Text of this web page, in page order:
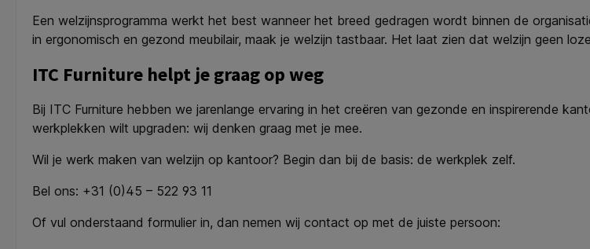
Een welzijnsprogramma werkt het best wanneer het breed gedragen wordt binnen de
in ergonomisch en gezond meubilair, maak je welzijn tastbaar. Het laat zien dat welzijn geen
ITC Furniture helpt je graag op weg
Bij ITC Furniture hebben we jarenlange ervaring in het creëren van gezonde en inspirerende
werkplekken wilt upgraden: wij denken graag met je mee.
Wil je werk maken van welzijn op kantoor? Begin dan bij de basis: de werkplek zelf.
Bel ons: +31 (0)45 – 522 93 11
Of vul onderstaand formulier in, dan nemen wij contact op met de juiste persoon: